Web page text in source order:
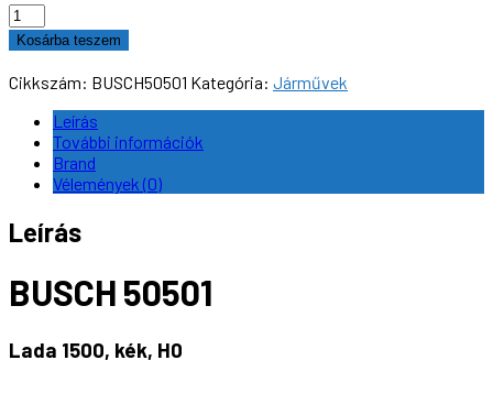
BUSCH
50501
Lada
1500,
kék,
mennyiség
Kosárba teszem
Cikkszám: BUSCH50501 Kategória: Járművek
Leírás
További információk
Brand
Vélemények (0)
Leírás
BUSCH 50501
Lada 1500, kék, H0